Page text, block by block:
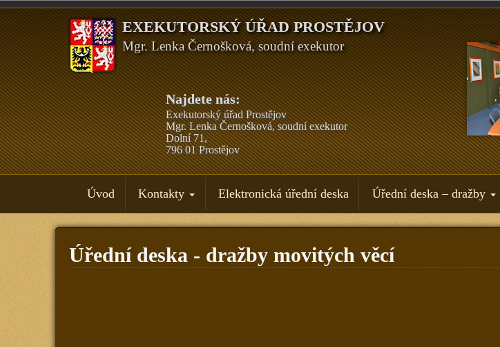
EXEKUTORSKÝ ÚŘAD PROSTĚJOV
Mgr. Lenka Černošková, soudní exekutor
Najdete nás:
Exekutorský úřad Prostějov
Mgr. Lenka Černošková, soudní exekutor
Dolní 71,
796 01 Prostějov
Úvod Kontakty Elektronická úřední deska Úřední deska – dražby
Úřední deska - dražby movitých věcí